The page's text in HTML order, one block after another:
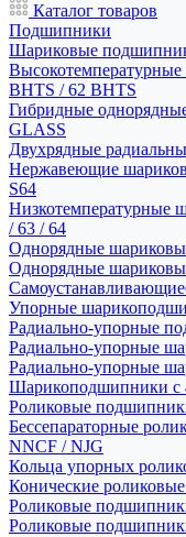
Каталог товаров
Подшипники
Шариковые
BHTS / 62 BHTS
Гибридные
GLASS
Двухрядные
Нержавеющие
S64
Низкотемпературные
/ 63 / 64
Однорядные
Однорядные
Упорные
Радиально-упорные
Радиально-упорные
Радиально-упорные
Шарикоподшипники с
Роликовые
Бессепараторные
NNCF / NJG
Кольца упорных
Конические
Роликовые
Роликовые